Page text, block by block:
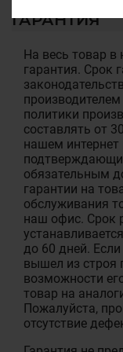
ГАРАНТИЯ
На весь товар в
гарантия. Срок
политики
составлять от
нашем интернет
обязательным
гарантии на
обслуживания
наш офис. Срок
до 60 дней. Если
вышел из строя
возможности
товар на
Пожалуйста,
отсутствие